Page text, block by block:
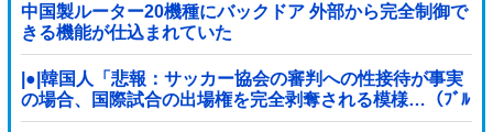
中国製ルーター20機種にバックドア 外部から完全制御で
きる機能が仕込まれていた
|●|韓国人「悲報：サッカー協会の審判への性接待が事実
の場合、国際試合の出場権を完全剥奪される模様…（ﾌﾞﾙ
ﾌﾞﾙ」＝韓国の反応